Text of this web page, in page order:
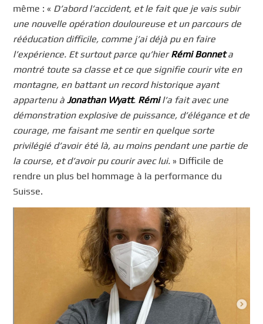
même : « D’abord l’accident, et le fait que je vais subir
une nouvelle opération douloureuse et un parcours de
rééducation difficile, comme j’ai déjà pu en faire
l’expérience. Et surtout parce qu’hierRémi Bonneta
montré toute sa classe et ce que signifie courir vite en
montagne, en battant un record historique ayant
appartenu àJonathan Wyatt. Rémil’a fait avec une
démonstration explosive de puissance, d’élégance et de
courage, me faisant me sentir en quelque sorte
privilégié d’avoir été là, au moins pendant une partie de
la course, et d’avoir pu courir avec lui. » Difficile de
rendre un plus bel hommage à la performance du
Suisse.